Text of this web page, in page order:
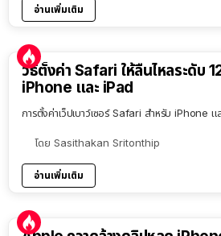
อ่านเพิ่มเติม
วิธีตั้งค่า Safari ให้ลื่นไหลระดับ
iPhone และ iPad
การตั้งค่าเว็ปเบาว์เซอร์ Safari สำหรับ iPhone
โดย Sasithakan Sritonthip
อ่านเพิ่มเติม